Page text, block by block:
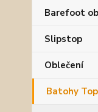
Barefoot
Slipstop
Oblečení
Batohy